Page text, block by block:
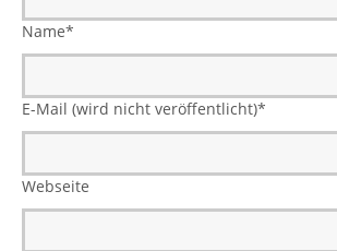
Name*
E-Mail (wird nicht veröffentlicht)*
Webseite